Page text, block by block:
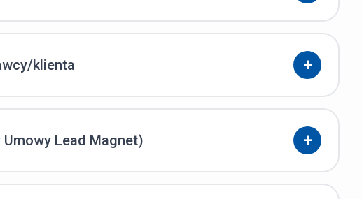
klienta +
Lead Magnet) +